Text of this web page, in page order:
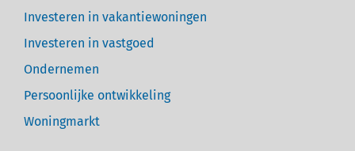
Investeren in vakantiewoningen
Investeren in vastgoed
Ondernemen
Persoonlijke ontwikkeling
Woningmarkt